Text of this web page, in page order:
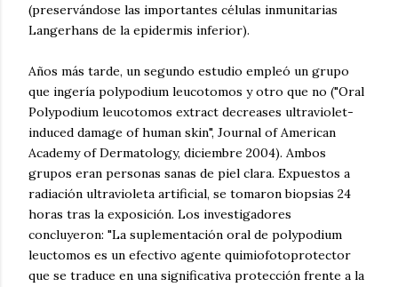
(preservándose las importantes células inmunitarias
Langerhans de la epidermis inferior).
Años más tarde, un segundo estudio empleó un grupo
que ingería polypodium leucotomos y otro que no ("Oral
Polypodium leucotomos extract decreases ultraviolet-
induced damage of human skin", Journal of American
Academy of Dermatology, diciembre 2004). Ambos
grupos eran personas sanas de piel clara. Expuestos a
radiación ultravioleta artificial, se tomaron biopsias 24
horas tras la exposición. Los investigadores
concluyeron: "La suplementación oral de polypodium
leuctomos es un efectivo agente quimiofotoprotector
que se traduce en una significativa protección frente a la